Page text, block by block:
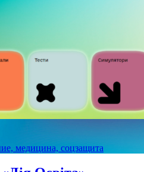
медицина, соцзащита